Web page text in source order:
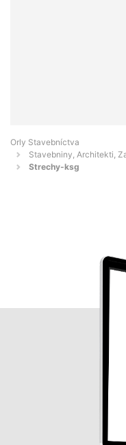
Orly Stavebníctva
Stavebniny, Architekti,
Strechy-ksg